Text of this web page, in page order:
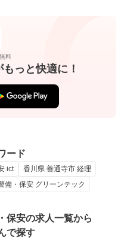
無料
っと快適に！
ード
ict
香川県 善通寺市 経理
備・保安 グリーンテック
保安の求人一覧から
で探す